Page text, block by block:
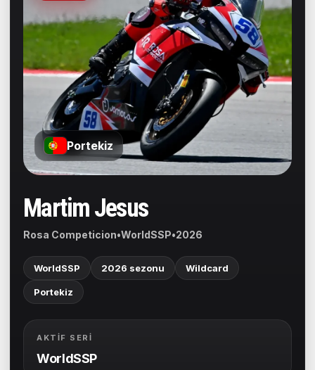
Portekiz
Martim Jesus
Rosa Competicion•WorldSSP•2026
WorldSSP 2026 sezonu Wildcard
Portekiz
AKTIF SERI
WorldSSP